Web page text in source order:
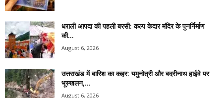
धराली आपदा की पहली बरसी: कल्प केदार मंदिर के पुनर्निर्माण
की...
August 6, 2026
उत्तराखंड में बारिश का कहर: यमुनोत्री और बदरीनाथ हाईवे पर
भूस्खलन,...
August 6, 2026